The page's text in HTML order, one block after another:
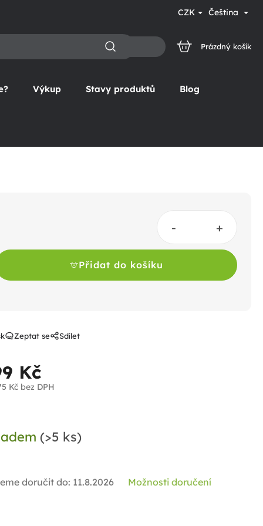
CZK Čeština
NÁKUPNÍ
Prázdný košík
Výkup Stavy produktů Blog
Kč
Kč bez DPH
(>5 ks)
doručit do: 11.8.2026 Možnosti doručení
Přidat do košíku
Zeptat se Sdílet